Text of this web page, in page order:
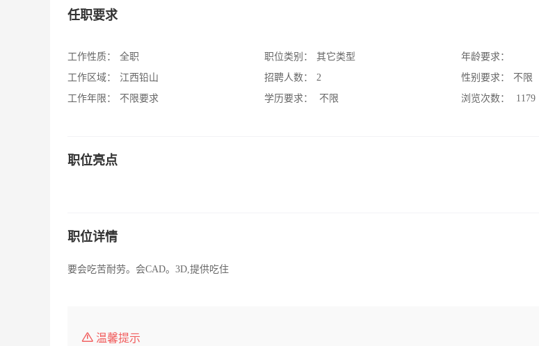
任职要求
工作性质：
全职
工作区域：
江西铅山
工作年限：
不限要求
职位类别：
其它类型
招聘人数：
2
学历要求：
不限
年龄要求：
性别要求：
不限
浏览次数：
1179
职位亮点
职位详情
要会吃苦耐劳。会CAD。3D,提供吃住
温馨提示